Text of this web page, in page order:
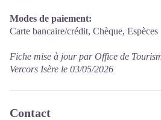
Modes de paiement:
Carte bancaire/crédit, Chèque, Espèces
Fiche mise à jour par Office de
Vercors Isère le 03/05/2026
Contact